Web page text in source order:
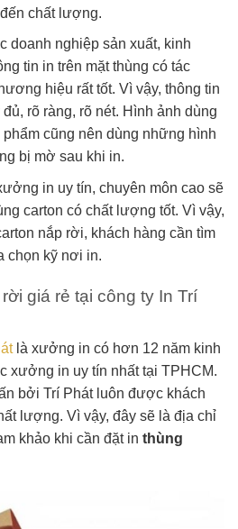
chất lượng.
doanh nghiệp sản xuất, kinh
tin in trên mặt thùng có tác
hiệu rất tốt. Vì vậy, thông tin
rõ ràng, rõ nét. Hình ảnh dùng
cũng nên dùng những hình
bị mờ sau khi in.
in uy tín, chuyên môn cao sẽ
carton có chất lượng tốt. Vì vậy,
nắp rời, khách hàng cần tìm
chọn kỹ nơi in.
giá rẻ tại công ty In Trí
là xưởng in có hơn 12 năm kinh
xưởng in uy tín nhất tại TPHCM.
bởi Trí Phát luôn được khách
lượng. Vì vậy, đây sẽ là địa chỉ
khảo khi cần đặt in thùng